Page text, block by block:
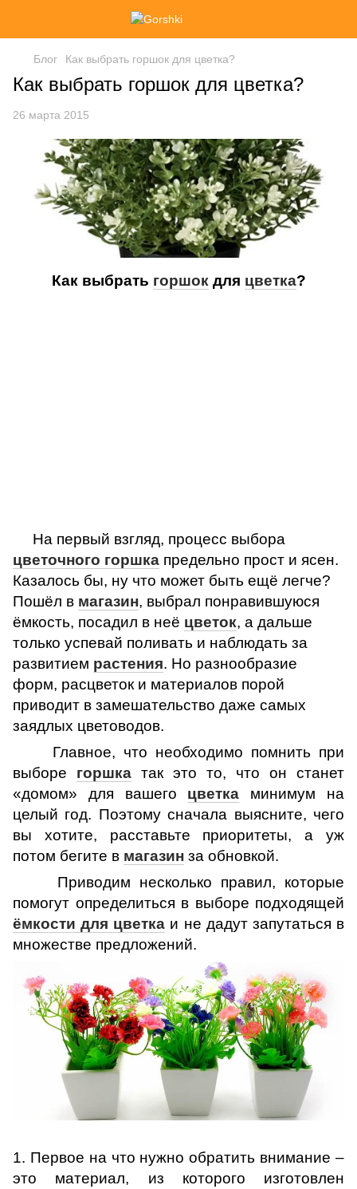
Блог Как выбрать горшок для цветка?
Как выбрать горшок для цветка?
26 марта 2015
Как выбрать горшокдля цветка?
На первый взгляд, процесс выбора
цветочного горшка предельно прост и ясен.
Казалось бы, ну что может быть ещё легче?
Пошёл в магазин, выбрал понравившуюся
ёмкость, посадил в неё цветок, а дальше
только успевай поливать и наблюдать за
развитием растения. Но разнообразие
форм, расцветок и материалов порой
приводит в замешательство даже самых
заядлых цветоводов.
Главное, что необходимо помнить при
выборе горшка так это то, что он станет
«домом» для вашего цветка минимум на
целый год. Поэтому сначала выясните, чего
вы хотите, расставьте приоритеты, а уж
потом бегите в магазин за обновкой.
Приводим несколько правил, которые
помогут определиться в выборе подходящей
ёмкости для цветка и не дадут запутаться в
множестве предложений.
1. Первое на что нужно обратить внимание –
это материал, из которого изготовлен